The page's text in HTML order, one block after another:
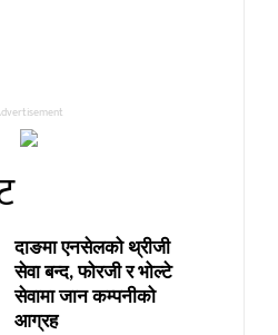
दाङमा एनसेलको थ्रीजी
सेवा बन्द, फोरजी र भोल्टे
सेवामा जान कम्पनीको
आग्रह